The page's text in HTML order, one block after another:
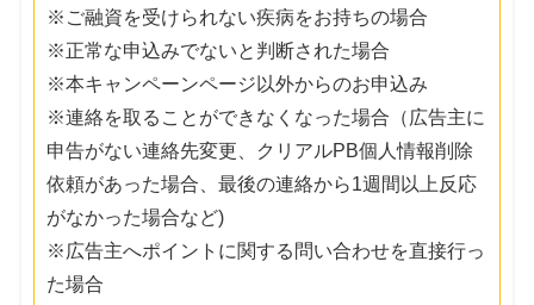
※ご融資を受けられない疾病をお持ちの場合
※正常な申込みでないと判断された場合
※本キャンペーンページ以外からのお申込み
※連絡を取ることができなくなった場合（広告主に
申告がない連絡先変更、クリアルPB個人情報削除
依頼があった場合、最後の連絡から1週間以上反応
がなかった場合など)
※広告主へポイントに関する問い合わせを直接行っ
た場合